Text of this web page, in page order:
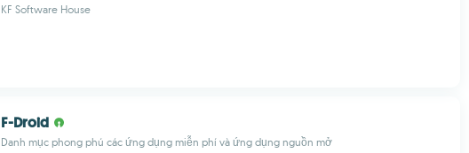
KF Software House
F-Droid
Danh mục phong phú các ứng dụng miễn phí và ứng dụng nguồn mở